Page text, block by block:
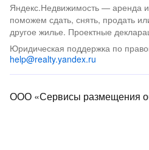
Яндекс.Недвижимость — аренда
поможем сдать, снять, продать
другое жилье. Проектные
Юридическая поддержка по
help@realty.yandex.ru
ООО «Сервисы размещения